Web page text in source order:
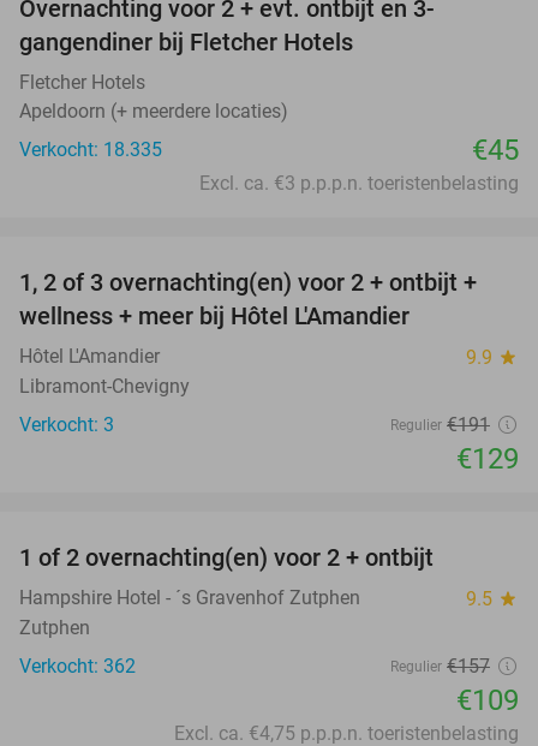
Overnachting voor 2 + evt. ontbijt en 3-
gangendiner bij Fletcher Hotels
Fletcher Hotels
Apeldoorn (+ meerdere locaties)
Verkocht: 18.335
€45
Excl. ca. €3 p.p.p.n. toeristenbelasting
32%
TODAY
1, 2 of 3 overnachting(en) voor 2 + ontbijt +
wellness + meer bij Hôtel L'Amandier
Hôtel L'Amandier 9.9 star
Libramont-Chevigny
Verkocht: 3
Regulier €191
€129
1 of 2 overnachting(en) voor 2 + ontbijt
Hampshire Hotel - ´s Gravenhof Zutphen 9.5 star
Zutphen
Verkocht: 362
Regulier €157
€109
Excl. ca. €4,75 p.p.p.n. toeristenbelasting